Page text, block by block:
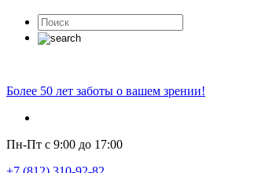
Более 50 лет заботы о вашем зрении!
Пн-Пт с 9:00 до 17:00